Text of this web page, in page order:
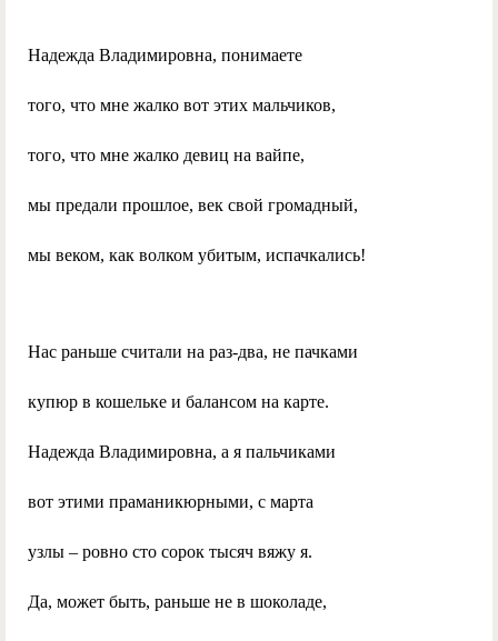
Надежда Владимировна, понимаете
того, что мне жалко вот этих мальчиков,
того, что мне жалко девиц на вайпе,
мы предали прошлое, век свой громадный,
мы веком, как волком убитым, испачкались!
Нас раньше считали на раз-два, не пачками
купюр в кошельке и балансом на карте.
Надежда Владимировна, а я пальчиками
вот этими праманикюрными, с марта
узлы – ровно сто сорок тысяч вяжу я.
Да, может быть, раньше не в шоколаде,